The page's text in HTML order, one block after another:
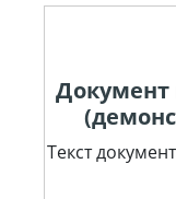
Документ
Текст